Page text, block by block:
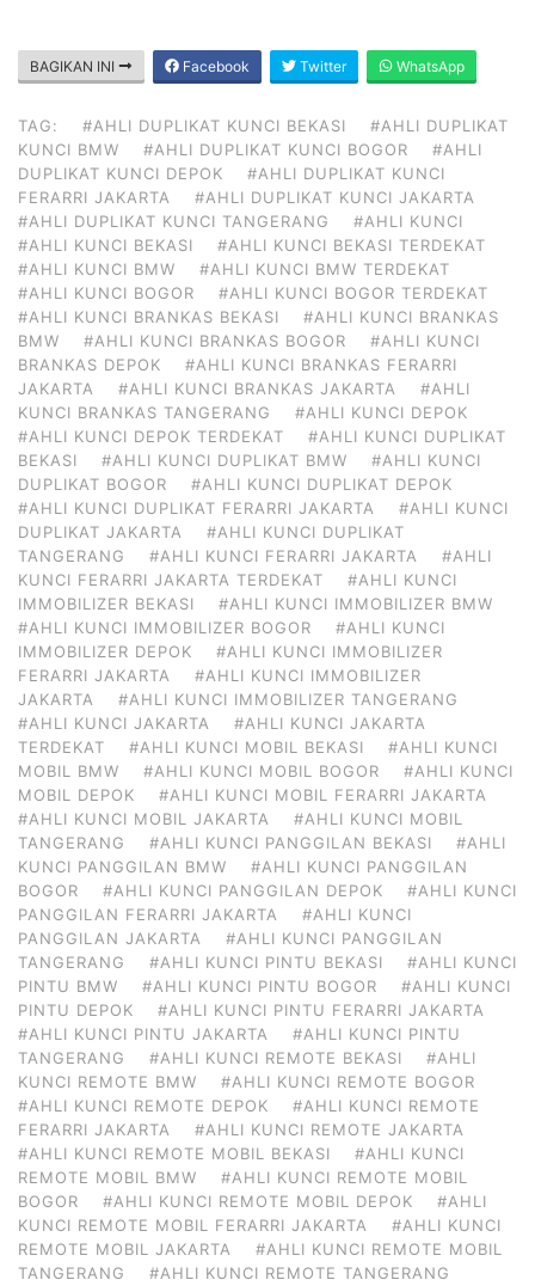
BAGIKAN INI Facebook Twitter WhatsApp
TAG: #AHLI DUPLIKAT KUNCI BEKASI
#AHLI DUPLIKAT
KUNCI BMW
#AHLI DUPLIKAT KUNCI BOGOR
#AHLI
DUPLIKAT KUNCI DEPOK
#AHLI DUPLIKAT KUNCI
FERARRI JAKARTA
#AHLI DUPLIKAT KUNCI JAKARTA
#AHLI DUPLIKAT KUNCI TANGERANG
#AHLI KUNCI
#AHLI KUNCI BEKASI
#AHLI KUNCI BEKASI TERDEKAT
#AHLI KUNCI BMW
#AHLI KUNCI BMW TERDEKAT
#AHLI KUNCI BOGOR
#AHLI KUNCI BOGOR TERDEKAT
#AHLI KUNCI BRANKAS BEKASI
#AHLI KUNCI BRANKAS
BMW
#AHLI KUNCI BRANKAS BOGOR
#AHLI KUNCI
BRANKAS DEPOK
#AHLI KUNCI BRANKAS FERARRI
JAKARTA
#AHLI KUNCI BRANKAS JAKARTA
#AHLI
KUNCI BRANKAS TANGERANG
#AHLI KUNCI DEPOK
#AHLI KUNCI DEPOK TERDEKAT
#AHLI KUNCI DUPLIKAT
BEKASI
#AHLI KUNCI DUPLIKAT BMW
#AHLI KUNCI
DUPLIKAT BOGOR
#AHLI KUNCI DUPLIKAT DEPOK
#AHLI KUNCI DUPLIKAT FERARRI JAKARTA
#AHLI KUNCI
DUPLIKAT JAKARTA
#AHLI KUNCI DUPLIKAT
TANGERANG
#AHLI KUNCI FERARRI JAKARTA
#AHLI
KUNCI FERARRI JAKARTA TERDEKAT
#AHLI KUNCI
IMMOBILIZER BEKASI
#AHLI KUNCI IMMOBILIZER BMW
#AHLI KUNCI IMMOBILIZER BOGOR
#AHLI KUNCI
IMMOBILIZER DEPOK
#AHLI KUNCI IMMOBILIZER
FERARRI JAKARTA
#AHLI KUNCI IMMOBILIZER
JAKARTA
#AHLI KUNCI IMMOBILIZER TANGERANG
#AHLI KUNCI JAKARTA
#AHLI KUNCI JAKARTA
TERDEKAT
#AHLI KUNCI MOBIL BEKASI
#AHLI KUNCI
MOBIL BMW
#AHLI KUNCI MOBIL BOGOR
#AHLI KUNCI
MOBIL DEPOK
#AHLI KUNCI MOBIL FERARRI JAKARTA
#AHLI KUNCI MOBIL JAKARTA
#AHLI KUNCI MOBIL
TANGERANG
#AHLI KUNCI PANGGILAN BEKASI
#AHLI
KUNCI PANGGILAN BMW
#AHLI KUNCI PANGGILAN
BOGOR
#AHLI KUNCI PANGGILAN DEPOK
#AHLI KUNCI
PANGGILAN FERARRI JAKARTA
#AHLI KUNCI
PANGGILAN JAKARTA
#AHLI KUNCI PANGGILAN
TANGERANG
#AHLI KUNCI PINTU BEKASI
#AHLI KUNCI
PINTU BMW
#AHLI KUNCI PINTU BOGOR
#AHLI KUNCI
PINTU DEPOK
#AHLI KUNCI PINTU FERARRI JAKARTA
#AHLI KUNCI PINTU JAKARTA
#AHLI KUNCI PINTU
TANGERANG
#AHLI KUNCI REMOTE BEKASI
#AHLI
KUNCI REMOTE BMW
#AHLI KUNCI REMOTE BOGOR
#AHLI KUNCI REMOTE DEPOK
#AHLI KUNCI REMOTE
FERARRI JAKARTA
#AHLI KUNCI REMOTE JAKARTA
#AHLI KUNCI REMOTE MOBIL BEKASI
#AHLI KUNCI
REMOTE MOBIL BMW
#AHLI KUNCI REMOTE MOBIL
BOGOR
#AHLI KUNCI REMOTE MOBIL DEPOK
#AHLI
KUNCI REMOTE MOBIL FERARRI JAKARTA
#AHLI KUNCI
REMOTE MOBIL JAKARTA
#AHLI KUNCI REMOTE MOBIL
TANGERANG
#AHLI KUNCI REMOTE TANGERANG